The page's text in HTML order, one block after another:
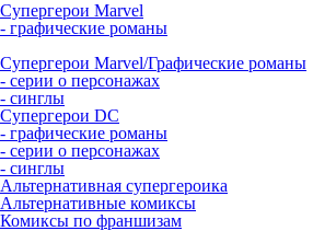
Супергерои Marvel
- графические романы
Супергерои Marvel/Графические романы
- серии о персонажах
- синглы
Супергерои DC
- графические романы
- серии о персонажах
- синглы
Альтернативная супергероика
Альтернативные комиксы
Комиксы по франшизам